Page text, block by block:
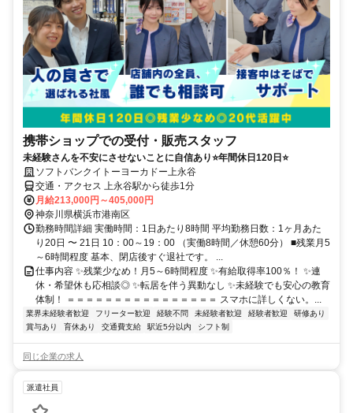
携帯ショップでの受付・販売スタッフ
未経験さんを不安にさせないことに自信あり⭐年間休日120日⭐
ソフトバンクイトーヨーカドー上永谷
交通・アクセス 上永谷駅から徒歩1分
月給213,000円～405,000円
神奈川県横浜市港南区
勤務時間詳細 実働時間：1日あたり8時間 平均勤務日数：1ヶ月あた
り20日 〜 21日 10：00～19：00 （実働8時間／休憩60分） ■残業月5
～6時間程度 基本、閉店後すぐ退社です。 ...
仕事内容 ✨残業少なめ！月5～6時間程度 ✨有給取得率100％！ ✨連
休・希望休も応相談◎ ✨転居を伴う異動なし ✨未経験でも安心の教育
体制！ ＝＝＝＝＝＝＝＝＝＝＝＝＝＝＝＝ スマホに詳しくない。...
業界未経験者歓迎 フリーター歓迎 経験不問 未経験者歓迎 経験者歓迎
研修あり
賞与あり
育休あり 交通費支給 駅近5分以内 シフト制
同じ企業の求人
派遣社員